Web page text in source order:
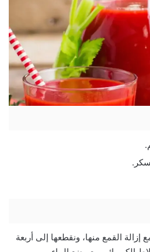
القمع منها، ونقطعها إلى أربعة